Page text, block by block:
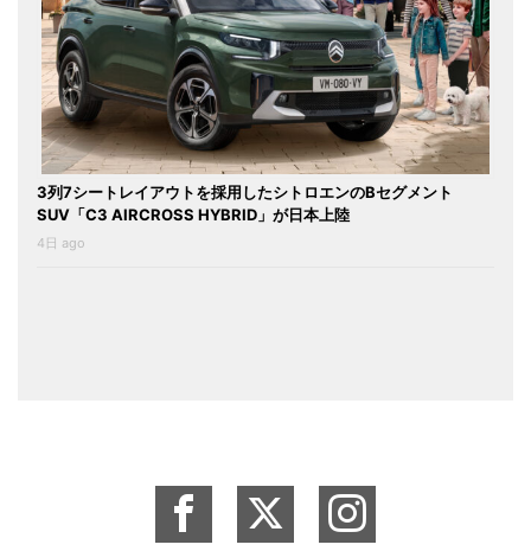
3列7シートレイアウトを採用したシトロエンのBセグメント
SUV「C3 AIRCROSS HYBRID」が日本上陸
4日 ago